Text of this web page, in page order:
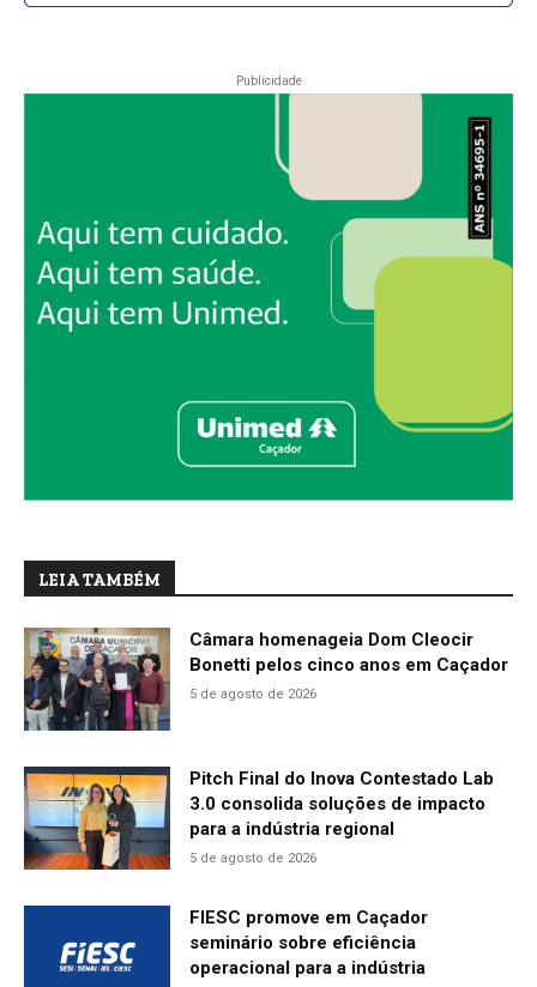
Publicidade
LEIA TAMBÉM
Câmara homenageia Dom Cleocir
Bonetti pelos cinco anos em Caçador
5 de agosto de 2026
Pitch Final do Inova Contestado Lab
3.0 consolida soluções de impacto
para a indústria regional
5 de agosto de 2026
FIESC promove em Caçador
seminário sobre eficiência
operacional para a indústria